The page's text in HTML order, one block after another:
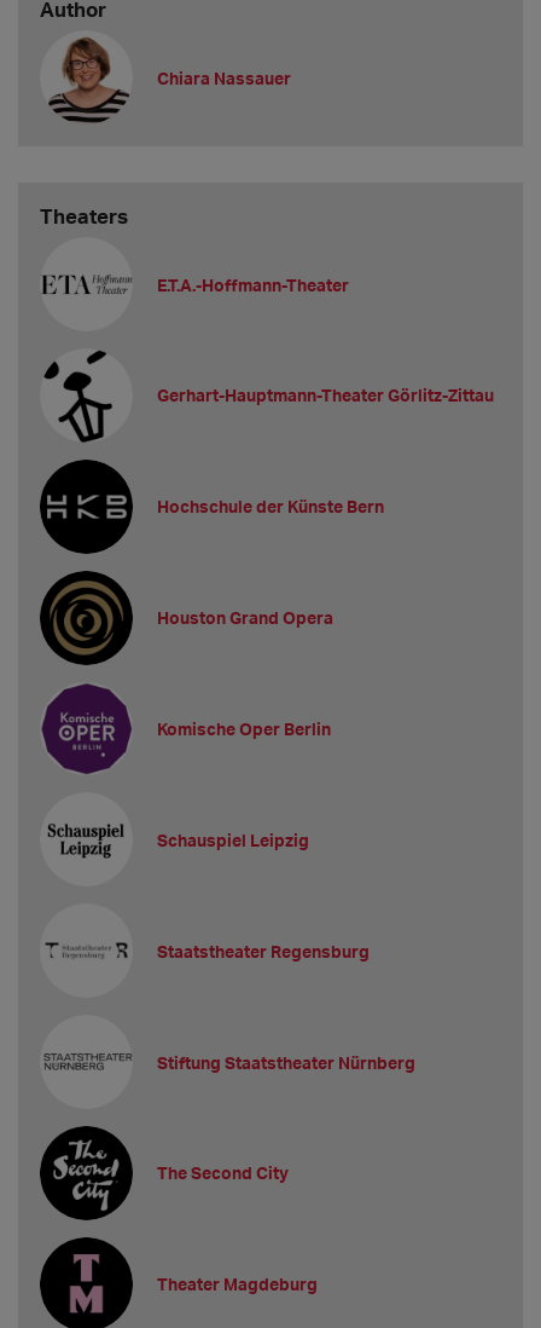
Author
Chiara Nassauer
Theaters
E.T.A.-Hoffmann-Theater
Gerhart-Hauptmann-Theater Görlitz-Zittau
Hochschule der Künste Bern
Houston Grand Opera
Komische Oper Berlin
Schauspiel Leipzig
Staatstheater Regensburg
Stiftung Staatstheater Nürnberg
The Second City
Theater Magdeburg